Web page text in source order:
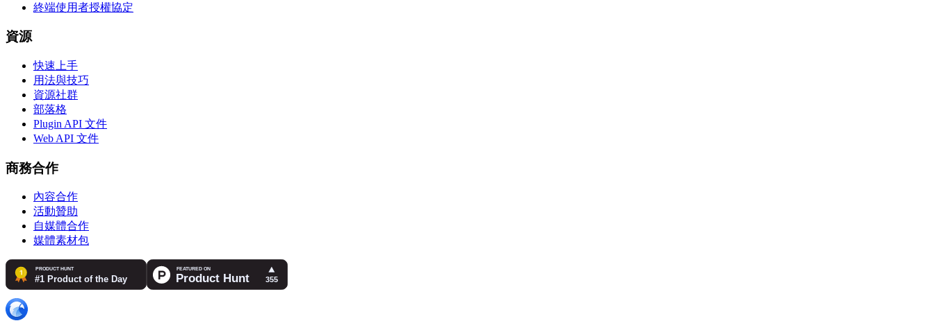
終端使用者授權協定
資源
快速上手
用法與技巧
資源社群
部落格
Plugin API 文件
Web API 文件
商務合作
內容合作
活動贊助
自媒體合作
媒體素材包